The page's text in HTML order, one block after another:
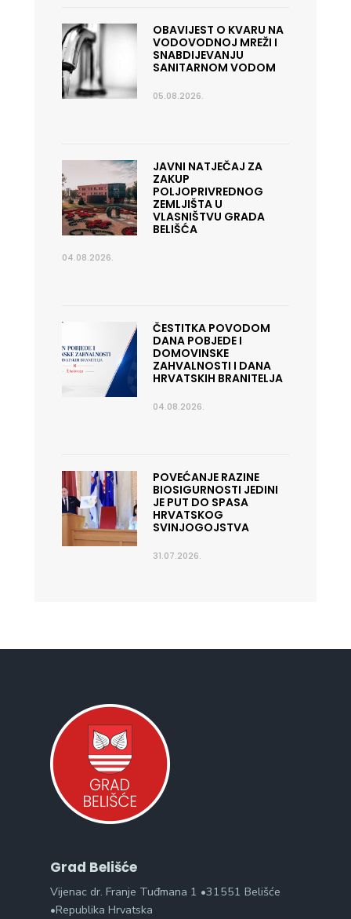
OBAVIJEST O KVARU NA
VODOVODNOJ MREŽI I
SNABDIJEVANJU
SANITARNOM VODOM
05.08.2026.
JAVNI NATJEČAJ ZA
ZAKUP
POLJOPRIVREDNOG
ZEMLJIŠTA U
VLASNIŠTVU GRADA
BELIŠĆA
04.08.2026.
ČESTITKA POVODOM
DANA POBJEDE I
DOMOVINSKE
ZAHVALNOSTI I DANA
HRVATSKIH BRANITELJA
04.08.2026.
POVEĆANJE RAZINE
BIOSIGURNOSTI JEDINI
JE PUT DO SPASA
HRVATSKOG
SVINJOGOJSTVA
31.07.2026.
Grad Belišće
Vijenac dr. Franje Tuđmana 1 •31551 Belišće
•Republika Hrvatska